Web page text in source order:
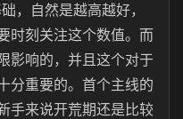
，自然是越高越好，
时刻关注这个数值。而
影响的，并且这个对于
分重要的。首个主线的
手来说开荒期还是比较